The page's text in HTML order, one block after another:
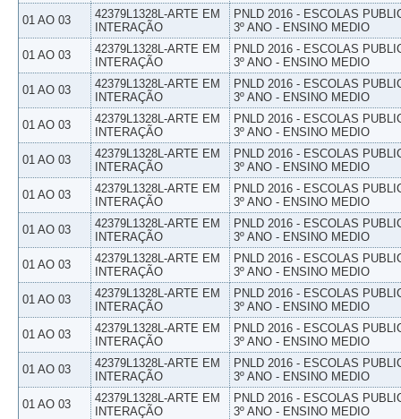
01 AO 03
42379L1328L-ARTE EM
INTERAÇÃO
PNLD 2016 - ESCOLAS
3º ANO - ENSINO MEDIO
01 AO 03
42379L1328L-ARTE EM
INTERAÇÃO
PNLD 2016 - ESCOLAS
3º ANO - ENSINO MEDIO
01 AO 03
42379L1328L-ARTE EM
INTERAÇÃO
PNLD 2016 - ESCOLAS
3º ANO - ENSINO MEDIO
01 AO 03
42379L1328L-ARTE EM
INTERAÇÃO
PNLD 2016 - ESCOLAS
3º ANO - ENSINO MEDIO
01 AO 03
42379L1328L-ARTE EM
INTERAÇÃO
PNLD 2016 - ESCOLAS
3º ANO - ENSINO MEDIO
01 AO 03
42379L1328L-ARTE EM
INTERAÇÃO
PNLD 2016 - ESCOLAS
3º ANO - ENSINO MEDIO
01 AO 03
42379L1328L-ARTE EM
INTERAÇÃO
PNLD 2016 - ESCOLAS
3º ANO - ENSINO MEDIO
01 AO 03
42379L1328L-ARTE EM
INTERAÇÃO
PNLD 2016 - ESCOLAS
3º ANO - ENSINO MEDIO
01 AO 03
42379L1328L-ARTE EM
INTERAÇÃO
PNLD 2016 - ESCOLAS
3º ANO - ENSINO MEDIO
01 AO 03
42379L1328L-ARTE EM
INTERAÇÃO
PNLD 2016 - ESCOLAS
3º ANO - ENSINO MEDIO
01 AO 03
42379L1328L-ARTE EM
INTERAÇÃO
PNLD 2016 - ESCOLAS
3º ANO - ENSINO MEDIO
01 AO 03
42379L1328L-ARTE EM
INTERAÇÃO
PNLD 2016 - ESCOLAS
3º ANO - ENSINO MEDIO